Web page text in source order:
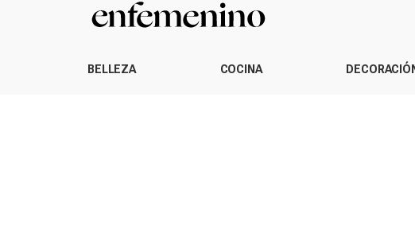
BELLEZA COCINA